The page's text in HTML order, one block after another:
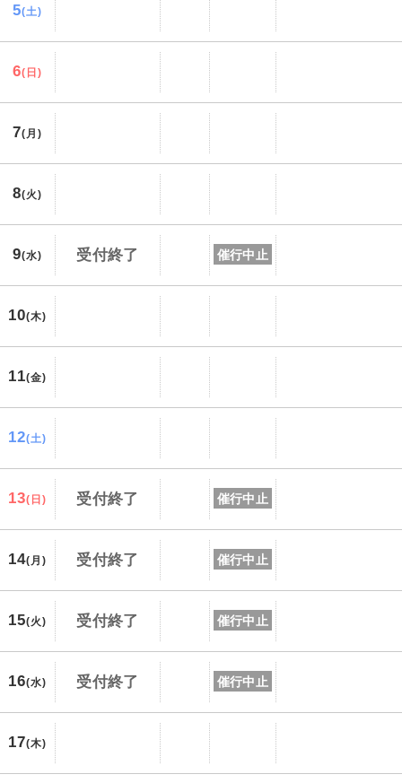
5(土)
6(日)
7(月)
8(火)
9(水) 受付終了 催行中止
10(木)
11(金)
12(土)
13(日) 受付終了 催行中止
14(月) 受付終了 催行中止
15(火) 受付終了 催行中止
16(水) 受付終了 催行中止
17(木)